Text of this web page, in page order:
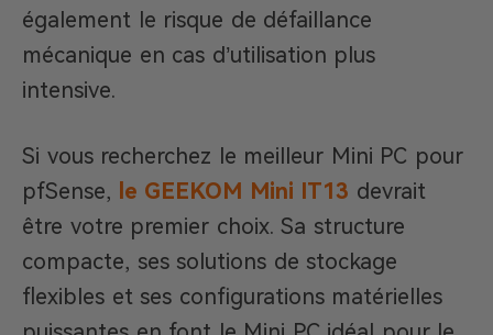
également le risque de défaillance
mécanique en cas d’utilisation plus
intensive.
Si vous recherchez le meilleur Mini PC pour
pfSense, le GEEKOM Mini IT13 devrait
être votre premier choix. Sa structure
compacte, ses solutions de stockage
flexibles et ses configurations matérielles